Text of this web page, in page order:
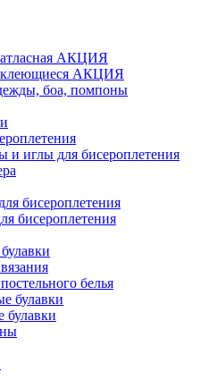
атласная АКЦИЯ
АКЦИЯ
боа, помпоны
и иглы для бисероплетения
бисероплетения
бисероплетения
белья
булавки
булавки